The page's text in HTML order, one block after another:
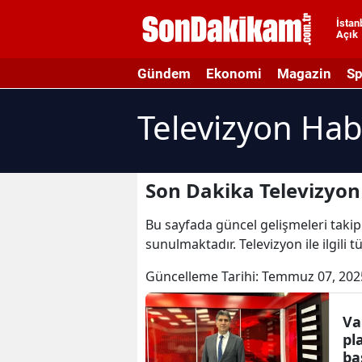
Açık
Gündem Ekonomi Magazin
Televizyon
Son Dakika
Bu sayfada güncel gelişmeleri
sunulmaktadır. Televizyon ile ilgili
Güncelleme Tarihi: Temmuz 07,